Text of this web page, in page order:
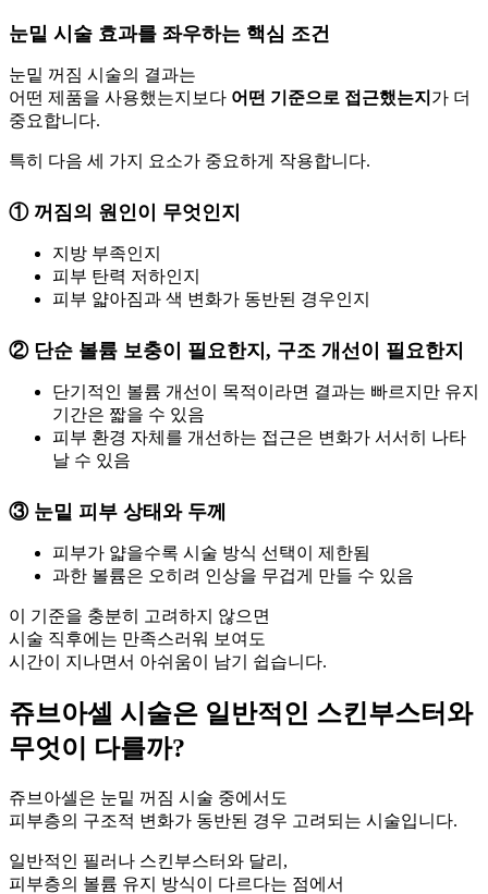
눈밑 시술 효과를 좌우하는 핵심 조건
눈밑 꺼짐 시술의 결과는
어떤 제품을 사용했는지보다 어떤 기준으로 접근했는지 가 더
중요합니다.
특히 다음 세 가지 요소가 중요하게 작용합니다.
① 꺼짐의 원인이 무엇인지
지방 부족인지
피부 탄력 저하인지
피부 얇아짐과 색 변화가 동반된 경우인지
② 단순 볼륨 보충이 필요한지, 구조 개선이 필요한지
단기적인 볼륨 개선이 목적이라면 결과는 빠르지만 유지
기간은 짧을 수 있음
피부 환경 자체를 개선하는 접근은 변화가 서서히 나타
날 수 있음
③ 눈밑 피부 상태와 두께
피부가 얇을수록 시술 방식 선택이 제한됨
과한 볼륨은 오히려 인상을 무겁게 만들 수 있음
이 기준을 충분히 고려하지 않으면
시술 직후에는 만족스러워 보여도
시간이 지나면서 아쉬움이 남기 쉽습니다.
쥬브아셀 시술은 일반적인 스킨부스터와
무엇이 다를까?
쥬브아셀은 눈밑 꺼짐 시술 중에서도
피부층의 구조적 변화가 동반된 경우 고려되는 시술입니다.
일반적인 필러나 스킨부스터와 달리,
피부층의 볼륨 유지 방식이 다르다는 점에서